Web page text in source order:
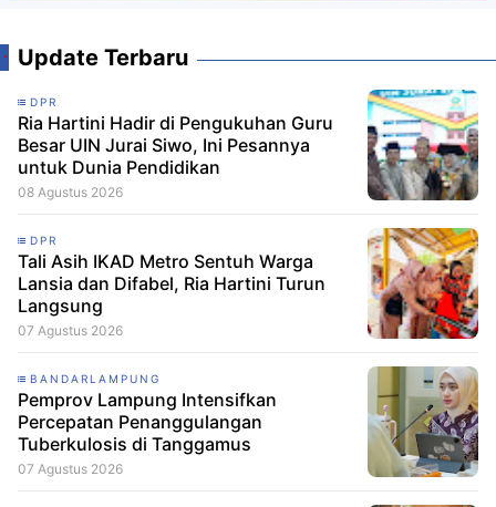
Update Terbaru
DPR
Ria Hartini Hadir di Pengukuhan Guru
Besar UIN Jurai Siwo, Ini Pesannya
untuk Dunia Pendidikan
08 Agustus 2026
DPR
Tali Asih IKAD Metro Sentuh Warga
Lansia dan Difabel, Ria Hartini Turun
Langsung
07 Agustus 2026
BANDARLAMPUNG
Pemprov Lampung Intensifkan
Percepatan Penanggulangan
Tuberkulosis di Tanggamus
07 Agustus 2026